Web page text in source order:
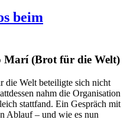
beim
Marí (Brot für die Welt)
die Welt beteiligte sich nicht
nahm die Organisation
stattfand. Ein Gespräch mit
Ablauf – und wie es nun